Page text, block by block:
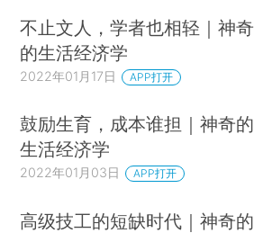
不止文人，学者也相轻｜神奇
的生活经济学
2022年01月17日 APP打开
鼓励生育，成本谁担｜神奇的
生活经济学
2022年01月03日 APP打开
高级技工的短缺时代｜神奇的